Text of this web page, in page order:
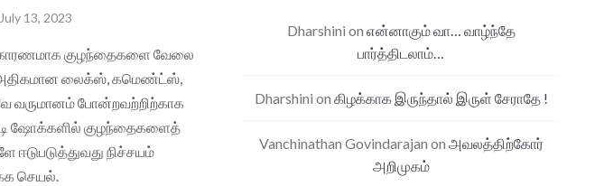
July 13, 2023
காரணமாக குழந்தைகளை வேலை
லைக்ஸ், கமெண்ட்ஸ்,
வருமானம் போன்றவற்றிற்காக
ஷோக்களில் குழந்தைகளைத்
நிச்சயம்
செயல்.
Dharshini on என்னாகும் வா… வாழ்ந்தே
பார்த்திடலாம்…
Dharshini on கிழக்காக இருந்தால் இருள் சேராதே !
Vanchinathan Govindarajan on அவலத்திற்கோர்
அறிமுகம்